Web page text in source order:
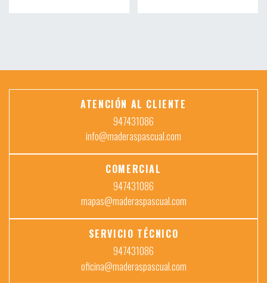
ATENCIÓN AL CLIENTE
947431086
info@maderaspascual.com
COMERCIAL
947431086
mapas@maderaspascual.com
SERVICIO TÉCNICO
947431086
oficina@maderaspascual.com